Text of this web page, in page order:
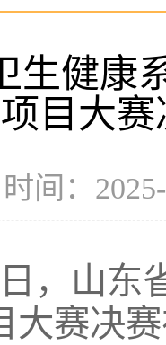
生健康
项目大
时间：
，山东
大赛决